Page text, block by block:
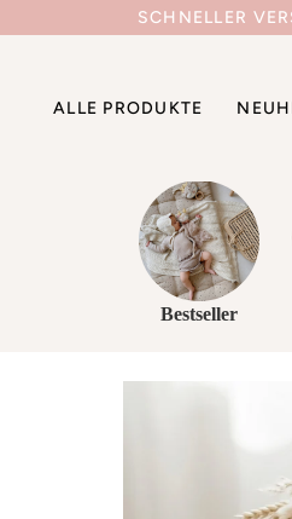
SCHNELLER
ALLE PRODUKTE
Bestseller